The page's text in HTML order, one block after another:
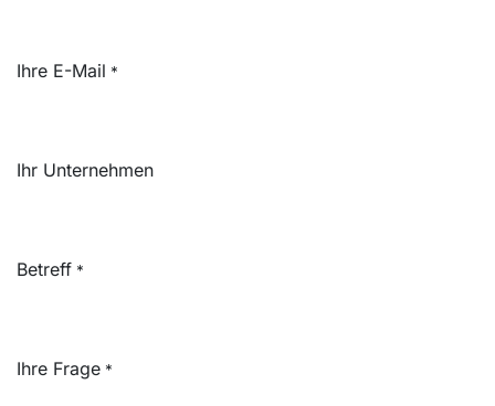
Ihre E-Mail *
Ihr Unternehmen
Betreff *
Ihre Frage *